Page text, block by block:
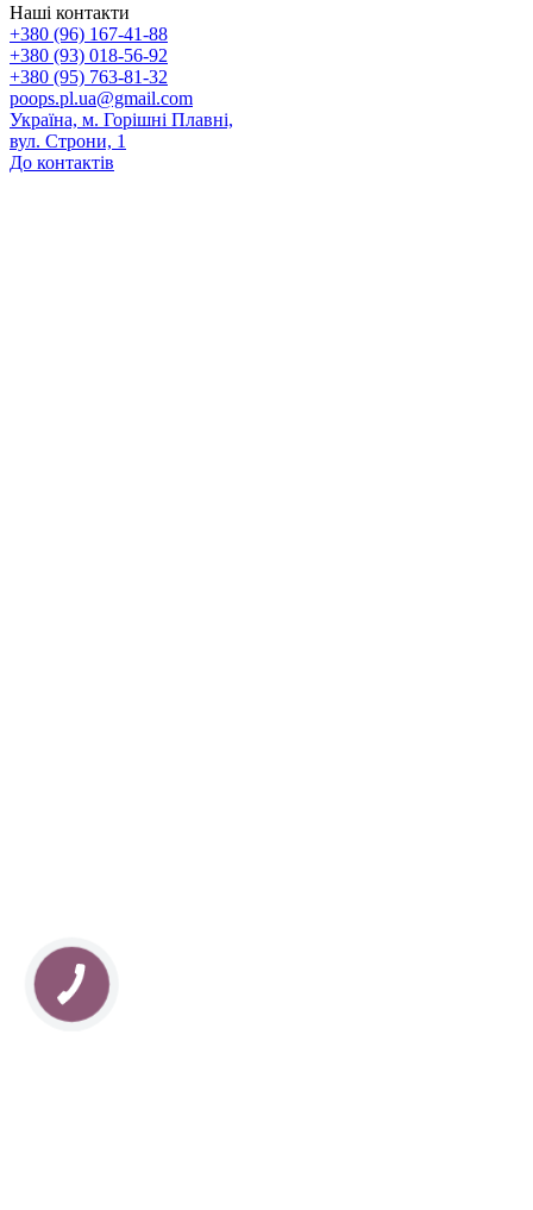
Наші контакти
+380 (96) 167-41-88
+380 (93) 018-56-92
+380 (95) 763-81-32
poops.pl.ua@gmail.com
Україна, м. Горішні Плавні,
вул. Строни, 1
До контактів